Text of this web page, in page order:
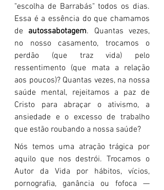
"escolha de Barrabás" todos os dias.
Essa é a essência do que chamamos
de autossabotagem. Quantas vezes,
no nosso casamento, trocamos o
perdão (que traz vida) pelo
ressentimento (que mata a relação
aos poucos)? Quantas vezes, na nossa
saúde mental, rejeitamos a paz de
Cristo para abraçar o ativismo, a
ansiedade e o excesso de trabalho
que estão roubando a nossa saúde?
Nós temos uma atração trágica por
aquilo que nos destrói. Trocamos o
Autor da Vida por hábitos, vícios,
pornografia, ganância ou fofoca —